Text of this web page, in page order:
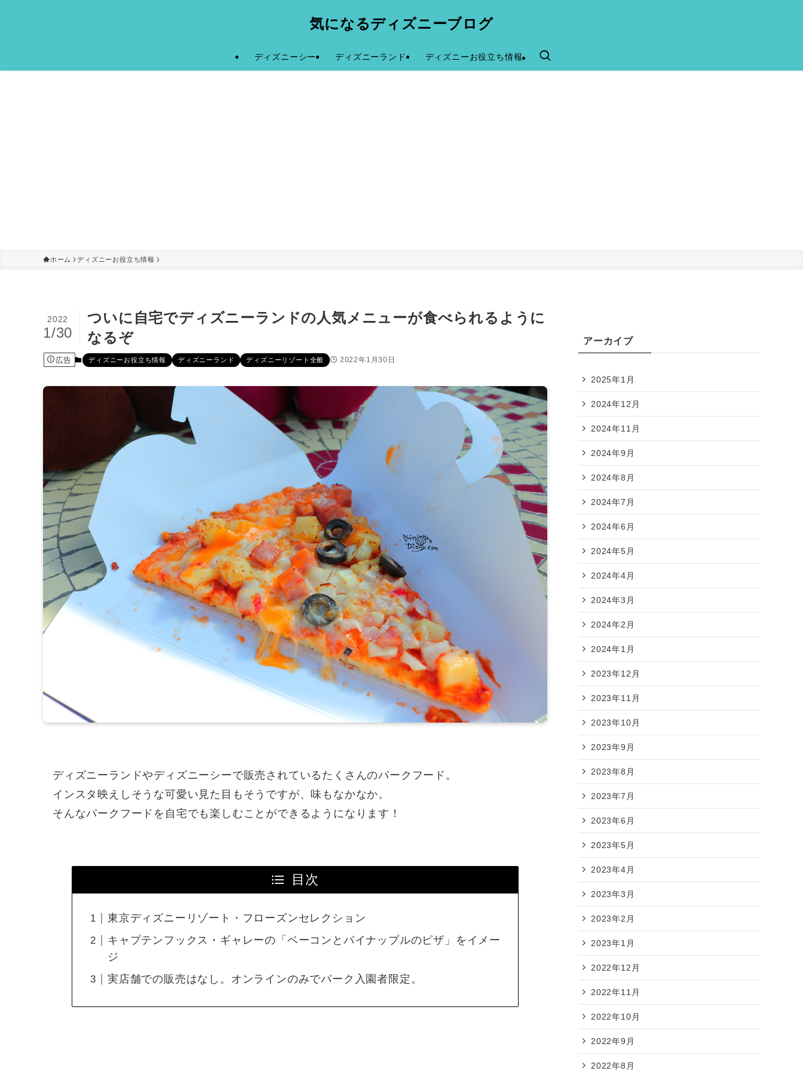
気になるディズニーブログ
ディズニーシー ディズニーランド ディズニーお役立ち情報
ホーム ディズニーお役立ち情報
ついに自宅でディズニーランドの人気メニューが食べられるように
なるぞ
2022
1/30
広告 ディズニーお役立ち情報 ディズニーランド ディズニーリゾート全般 2022年1月30日
ディズニーランドやディズニーシーで販売されているたくさんのパークフード。
インスタ映えしそうな可愛い見た目もそうですが、味もなかなか。
そんなパークフードを自宅でも楽しむことができるようになります！
目次
東京ディズニーリゾート・フローズンセレクション
キャプテンフックス・ギャレーの「ベーコンとパイナップルのピザ」をイメー
ジ
実店舗での販売はなし。オンラインのみでパーク入園者限定。
アーカイブ
2025年1月
2024年12月
2024年11月
2024年9月
2024年8月
2024年7月
2024年6月
2024年5月
2024年4月
2024年3月
2024年2月
2024年1月
2023年12月
2023年11月
2023年10月
2023年9月
2023年8月
2023年7月
2023年6月
2023年5月
2023年4月
2023年3月
2023年2月
2023年1月
2022年12月
2022年11月
2022年10月
2022年9月
2022年8月